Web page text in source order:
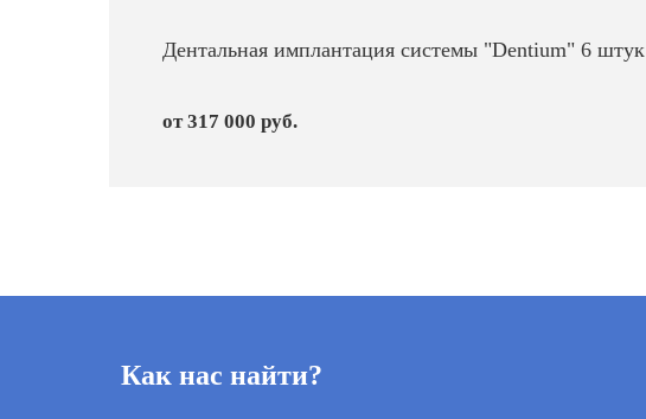
Дентальная имплантация системы "Dentium" 6 штук
от 317 000 руб.
Как нас найти?